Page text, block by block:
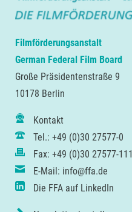
Filmförderungsanstalt
German Federal Film Board
Große Präsidentenstraße 9
10178 Berlin
Kontakt
Tel.: +49 (0)30 27577-0
Fax: +49 (0)30 27577-111
E-Mail: info@ffa.de
Die FFA auf LinkedIn